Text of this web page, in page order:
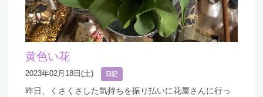
黄色い花
2023年02月18日(土) 日記
昨日、くさくさした気持ちを振り払いに花屋さんに行っ